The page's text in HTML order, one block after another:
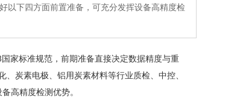
以下四方面前置准备，可充分发挥设备高精度检
国家标准规范，前期准备直接决定数据精度与重
炭素电极、铝用炭素材料等行业质检、中控、
高精度检测优势。